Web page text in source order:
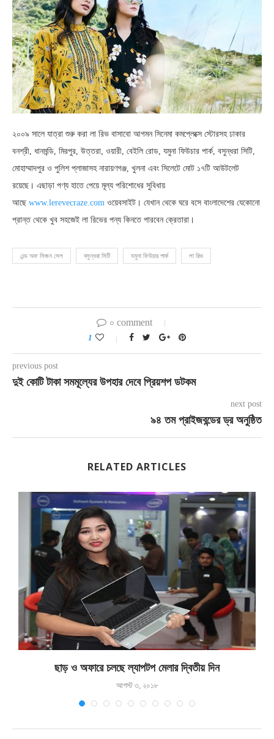
২০০৯ সালে যাত্রা শুরু করা লা রিভ বাসাবো আগমন সিনেমা কমপ্লেক্সে স্টোরসহ ঢাকার
বনশ্রী, ধানমন্ডি, মিরপুর, উত্তরা, ওয়ারী, বেইলি রোড, যমুনা ফিউচার পার্ক, বসুন্ধরা সিটি,
মোহাম্মাদপুর ও পুলিশ প্লাজাসহ নারায়ণগঞ্জ, খুলনা এবং সিলেটে মোট ১৭টি আউটলেট
রয়েছে। এছাড়া পণ্য হাতে পেয়ে মূল্য পরিশোধের সুবিধায়
আছে www.lerevecraze.com ওয়েবসাইট। যেখান থেকে ঘরে বসে বাংলাদেশের যেকোনো
প্রান্ত থেকে খুব সহজেই লা রিভের পন্য কিনতে পারবেন ক্রেতারা।
এন্ড অফ সিজন সেল বসুন্ধরা সিটি যমুনা ফিউচার পার্ক লা রিভ
০ comment
1
previous post
দুই কোটি টাকা সমমূল্যের উপহার দেবে প্রিয়শপ ডটকম
next post
৯৪ তম প্রাইজবন্ডের ড্র অনুষ্ঠিত
RELATED ARTICLES
ছাড় ও অফারে চলছে ল্যাপটপ মেলার দ্বিতীয় দিন
আগস্ট ৩, ২০১৮